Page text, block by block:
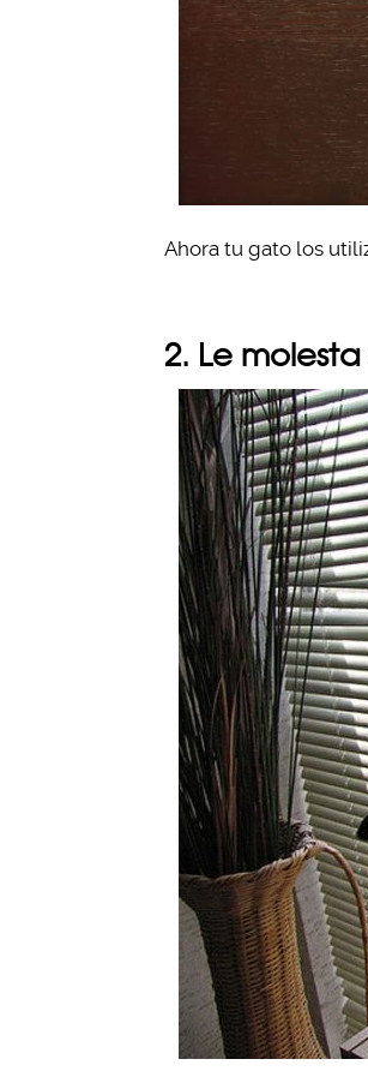
Ahora tu gato los
2. Le